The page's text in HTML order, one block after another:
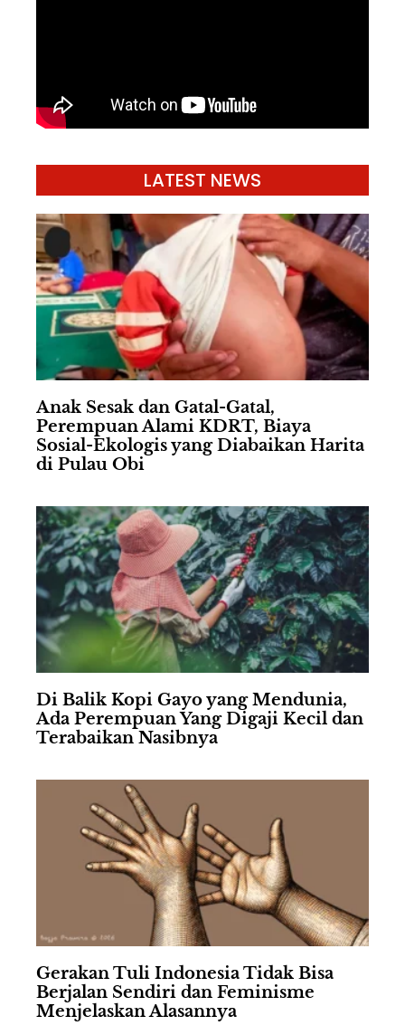
LATEST NEWS
Anak Sesak dan Gatal-Gatal,
Perempuan Alami KDRT, Biaya
Sosial-Ekologis yang Diabaikan Harita
di Pulau Obi
Di Balik Kopi Gayo yang Mendunia,
Ada Perempuan Yang Digaji Kecil dan
Terabaikan Nasibnya
Gerakan Tuli Indonesia Tidak Bisa
Berjalan Sendiri dan Feminisme
Menjelaskan Alasannya